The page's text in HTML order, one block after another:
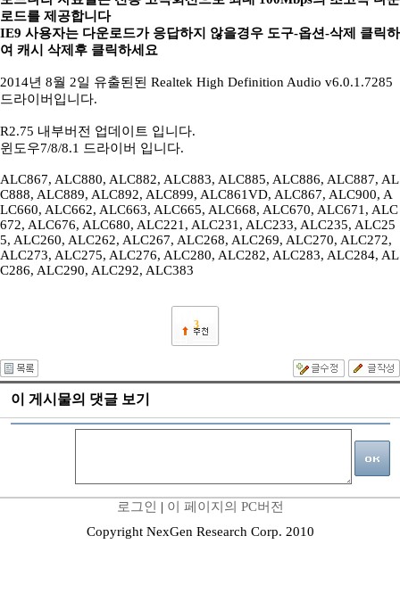
로드를 제공합니다
IE9 사용자는 다운로드가 응답하지 않을경우 도구-옵션-삭제 클릭하
여 캐시 삭제후 클릭하세요
2014년 8월 2일 유출된된 Realtek High Definition Audio v6.0.1.7285
드라이버입니다.
R2.75 내부버전 업데이트 입니다.
윈도우7/8/8.1 드라이버 입니다.
ALC867, ALC880, ALC882, ALC883, ALC885, ALC886, ALC887, AL
C888, ALC889, ALC892, ALC899, ALC861VD, ALC867, ALC900, A
LC660, ALC662, ALC663, ALC665, ALC668, ALC670, ALC671, ALC
672, ALC676, ALC680, ALC221, ALC231, ALC233, ALC235, ALC25
5, ALC260, ALC262, ALC267, ALC268, ALC269, ALC270, ALC272,
ALC273, ALC275, ALC276, ALC280, ALC282, ALC283, ALC284, AL
C286, ALC290, ALC292, ALC383
3
이 게시물의 댓글 보기
로그인 | 이 페이지의 PC버전
Copyright NexGen Research Corp. 2010